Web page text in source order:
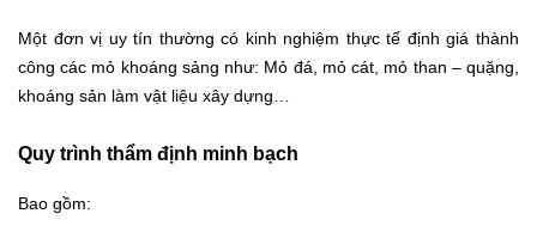
Một đơn vị uy tín thường có kinh nghiệm thực tế định giá thành
công các mỏ khoáng sảng như: Mỏ đá, mỏ cát, mỏ than – quặng,
khoáng sản làm vật liệu xây dựng…
Quy trình thẩm định minh bạch
Bao gồm: